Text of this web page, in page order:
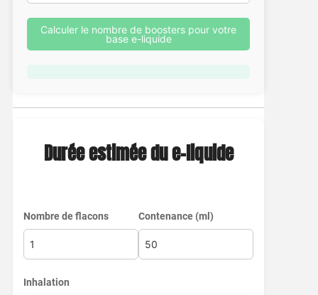
Calculer le nombre de boosters pour votre
base e-liquide
Durée estimée du e-liquide
Nombre de flacons Contenance (ml)
Inhalation